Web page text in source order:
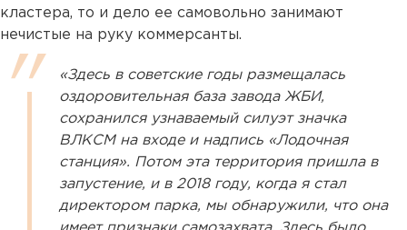
кластера, то и дело ее самовольно занимают
нечистые на руку коммерсанты.
«Здесь в советские годы размещалась
оздоровительная база завода ЖБИ,
сохранился узнаваемый силуэт значка
ВЛКСМ на входе и надпись «Лодочная
станция». Потом эта территория пришла в
запустение, и в 2018 году, когда я стал
директором парка, мы обнаружили, что она